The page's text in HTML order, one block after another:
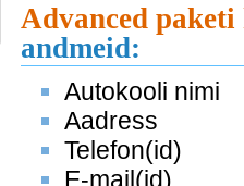
Advanced paketi
andmeid:
Autokooli nimi
Aadress
Telefon(id)
E-mail(id)